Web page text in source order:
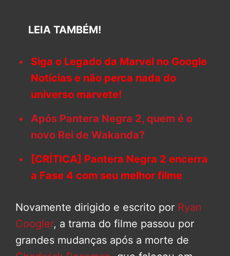
LEIA TAMBÉM!
Siga o Legado da Marvel no Google
Notícias e não perca nada do
universo marvete!
Após Pantera Negra 2, quem é o
novo Rei de Wakanda?
[CRÍTICA] Pantera Negra 2 encerra
a Fase 4 com seu melhor filme
Novamente dirigido e escrito por Ryan
Coogler, a trama do filme passou por
grandes mudanças após a morte de